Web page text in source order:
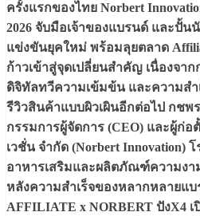
ครั้งแรกของไทย Norbert
2026 จับมือเจ้าของแบรนด์ และปั้น
แข่งขันยุคใหม่ พร้อมลุยตลาด
ก้าวเข้าสู่จุดเปลี่ยนสำคัญ เนื่องจา
ดิจิทัลทวีความเข้มข้น และความสำ
รีวิวสินค้าแบบผิวเผินอีกต่อไป กช
กรรมการผู้จัดการ (CEO) และผู้ก่
เวชั่น จำกัด (Norbert Innovation)
อาหารเสริมและผลิตภัณฑ์ความงา
หลังความสำเร็จของหลากหลายแ
AFFILIATE x NORBERT ปังX4 เ